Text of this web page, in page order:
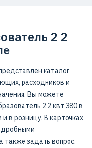
2 2
каталог
расходников и
Вы можете
2 2 квт 380 в
в розницу. В карточках
также задать вопрос.